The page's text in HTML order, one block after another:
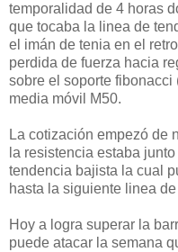
temporalidad de 4 horas
que tocaba la linea de
el imán de tenia en el
perdida de fuerza hacia
sobre el soporte fibonacci
media móvil M50.
La cotización empezó de
la resistencia estaba
tendencia bajista la cual
hasta la siguiente linea
Hoy a logra superar la
puede atacar la semana